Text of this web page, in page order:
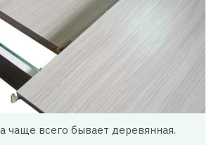
чаще всего бывает деревянная.